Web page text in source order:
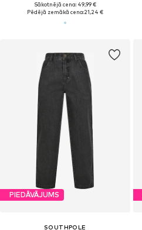
Sākotnējā cena: 49,99 €
Pēdējā zemākā cena:21,24 €
PIEDĀVĀJUMS
SOUTHPOLE